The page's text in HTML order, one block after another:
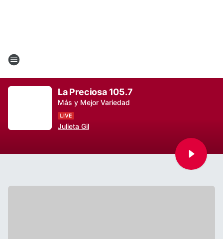
La Preciosa 105.7
Más y Mejor Variedad
Julieta Gil